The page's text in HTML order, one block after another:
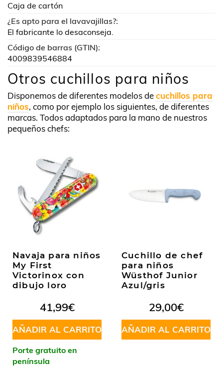
Caja de cartón
¿Es apto para el lavavajillas?:
El fabricante lo desaconseja.
Código de barras (GTIN):
4009839546884
Otros cuchillos para niños
Disponemos de diferentes modelos decuchillos para
niños, como por ejemplo los siguientes, de diferentes
marcas. Todos adaptados para la mano de nuestros
pequeños chefs:
Navaja para niños
My First
Victorinox con
dibujo loro
41,99€
AÑADIR AL CARRITO
Porte gratuito en
península
Cuchillo de chef
para niños
Wüsthof Junior
Azul/gris
29,00€
AÑADIR AL CARRITO